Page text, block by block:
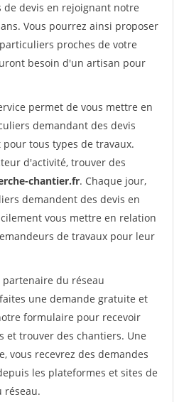
de devis en rejoignant notre
Vous pourrez ainsi proposer
proches de votre
besoin d'un artisan pour
permet de vous mettre en
demandant des devis
tous types de travaux.
d'activité, trouver des
chantier.fr. Chaque jour,
demandent des devis en
vous mettre en relation
de travaux pour leur
partenaire du réseau
une demande gratuite et
formulaire pour recevoir
et trouver des chantiers. Une
vous recevrez des demandes
les plateformes et sites de
réseau.